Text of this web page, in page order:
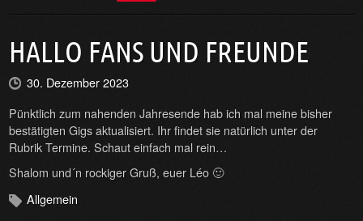
HALLO FANS UND FREUNDE
30. Dezember 2023
Pünktlich zum nahenden Jahresende hab ich mal meine bisher
bestätigten Gigs aktualisiert. Ihr findet sie natürlich unter der
Rubrik Termine. Schaut einfach mal rein…
Shalom und´n rockiger Gruß, euer Léo 🙂
Allgemein